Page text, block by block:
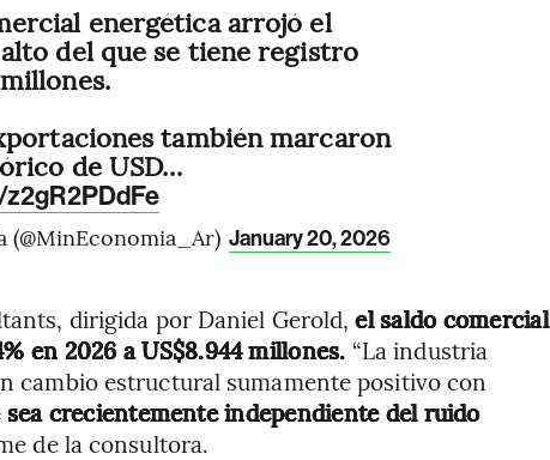
energética arrojó el
del que se tiene registro
también marcaron
de USD…
January 20, 2026
dirigida por Daniel Gerold,el saldo comercial
en 2026 a US$8.944 millones. “La industria
cambio estructural sumamente positivo con
crecientemente independiente del ruido
de la consultora.